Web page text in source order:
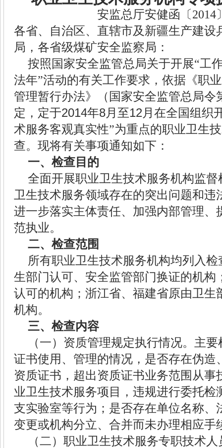
安监总厅安健函〔2014
各省、自治区、直辖市及新疆生产建设
局，各省级煤矿安全监察局：
按照国家安全监管总局关于开展“工
法年”活动的有关工作要求，依据《职
管理暂行办法》（国家安全监管总局令
定，定于2014年8月至12 月在全国组织
术服务客观真实性”为重点的职业卫生
查。现将有关事项通知如下：
一、检查目的
全面开展职业卫生技术服务机构监
卫生技术服务领域存在的突出问题和违
进一步落实主体责任、加强内部管理、
范执业。
二、检查范围
所有职业卫生技术服务机构均列入
生部门认可、安全监管部门换证的机构
认可的机构；浙江省、福建省原由卫生
机构。
三、检查内容
（一）资质管理规定执行情况。主
证书使用、管理的情况，是否存在伪造
资质证书，超出资质证书业务范围从事
业卫生技术服务项目，违规进行委托检
支实验室等行为；是否存在单位名称、
变更或机构分立、合并而未办理相应手
（二）职业卫生技术服务专职技术